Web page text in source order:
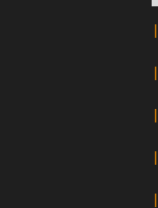
|
|
|
|
|